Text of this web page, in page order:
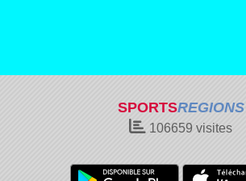
SPORTSREGIONS
106659 visites